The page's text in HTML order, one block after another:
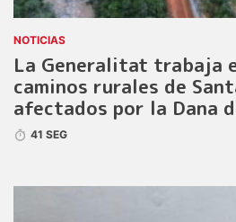
NOTICIAS
La Generalitat trabaja
caminos rurales de
afectados por la Dana
41 SEG